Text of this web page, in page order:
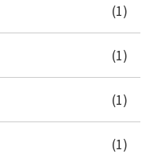
(1)
(1)
(1)
(1)